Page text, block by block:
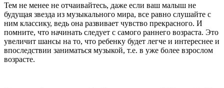
Тем не менее не отчаивайтесь, даже если ваш малыш не
будущая звезда из музыкального мира, все равно слушайте с
ним классику, ведь она развивает чувство прекрасного. И
помните, что начинать следует с самого раннего возраста. Это
увеличит шансы на то, что ребенку будет легче и интереснее и
впоследствии заниматься музыкой, т.е. в уже более взрослом
возрасте.